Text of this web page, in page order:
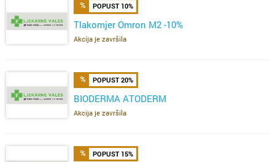
POPUST 10%
Tlakomjer Omron M2 -10%
Akcija je završila
POPUST 20%
BIODERMA ATODERM
Akcija je završila
POPUST 15%